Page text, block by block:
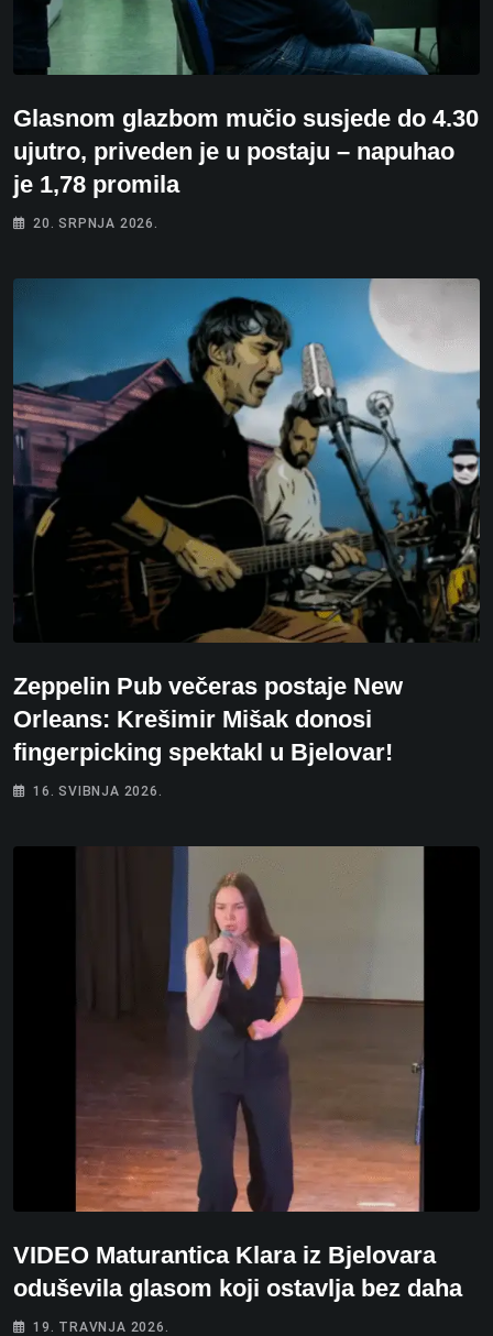
Glasnom glazbom mučio susjede do 4.30
ujutro, priveden je u postaju – napuhao
je 1,78 promila
20. SRPNJA 2026.
Zeppelin Pub večeras postaje New
Orleans: Krešimir Mišak donosi
fingerpicking spektakl u Bjelovar!
16. SVIBNJA 2026.
VIDEO Maturantica Klara iz Bjelovara
oduševila glasom koji ostavlja bez daha
19. TRAVNJA 2026.